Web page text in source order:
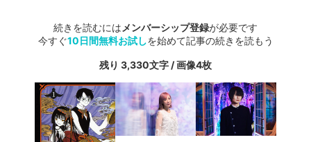
続きを読むには メンバーシップ登録が必要です
今すぐ10日間無料お試しを始めて記事の続きを読もう
残り 3,330文字 / 画像4枚